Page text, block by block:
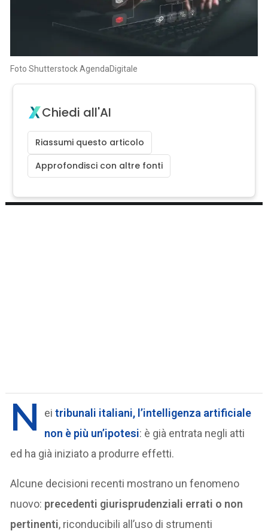
Foto Shutterstock AgendaDigitale
Chiedi all'AI
Riassumi questo articolo
Approfondisci con altre fonti
N eitribunali italiani, l’intelligenza artificiale
non è più un’ipotesi: è già entrata negli atti
ed ha già iniziato a produrre effetti.
Alcune decisioni recenti mostrano un fenomeno
nuovo: precedenti giurisprudenziali errati o non
pertinenti, riconducibili all’uso di strumenti